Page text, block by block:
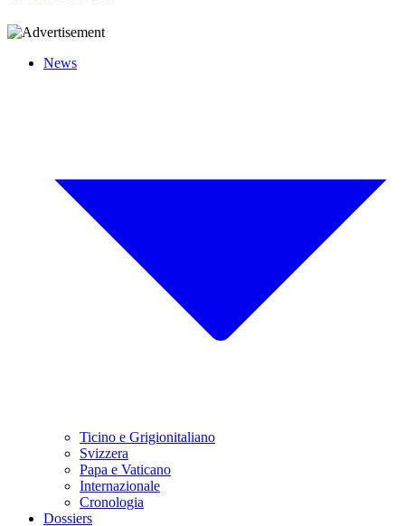
News
Ticino e Grigionitaliano
Svizzera
Papa e Vaticano
Internazionale
Cronologia
Dossiers